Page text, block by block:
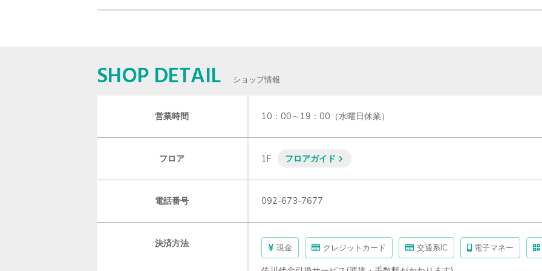
SHOP DETAIL ショップ情報
営業時間 10：00～19：00（水曜日休業）
フロア 1F フロアガイド
電話番号 092-673-7677
決済方法 現金 クレジットカード 交通系IC 電子マネー